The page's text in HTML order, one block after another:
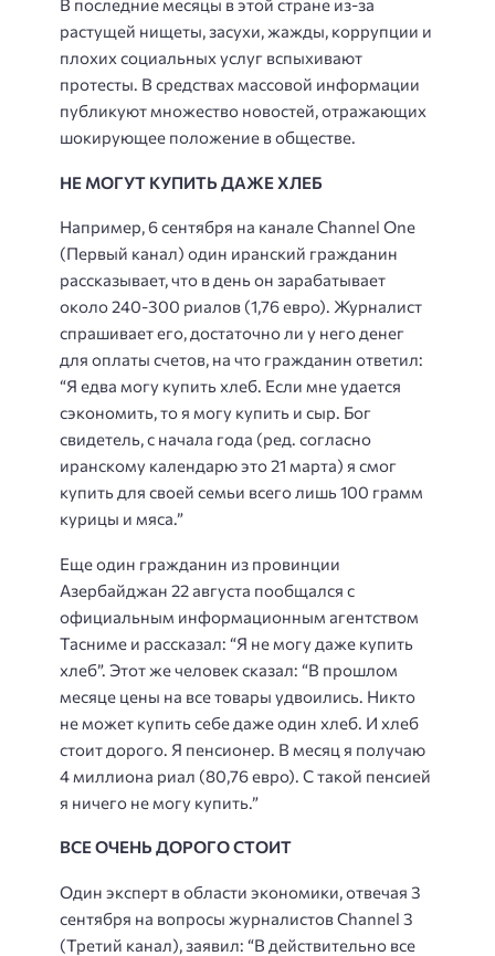
В последние месяцы в этой стране из-за
растущей нищеты, засухи, жажды, коррупции и
плохих социальных услуг вспыхивают
протесты. В средствах массовой информации
публикуют множество новостей, отражающих
шокирующее положение в обществе.
НЕ МОГУТ КУПИТЬ ДАЖЕ ХЛЕБ
Например, 6 сентября на канале Channel One
(Первый канал) один иранский гражданин
рассказывает, что в день он зарабатывает
около 240-300 риалов (1,76 евро). Журналист
спрашивает его, достаточно ли у него денег
для оплаты счетов, на что гражданин ответил:
“Я едва могу купить хлеб. Если мне удается
сэкономить, то я могу купить и сыр. Бог
свидетель, с начала года (ред. согласно
иранскому календарю это 21 марта) я смог
купить для своей семьи всего лишь 100 грамм
курицы и мяса.”
Еще один гражданин из провинции
Азербайджан 22 августа пообщался с
официальным информационным агентством
Тасниме и рассказал: “Я не могу даже купить
хлеб”. Этот же человек сказал: “В прошлом
месяце цены на все товары удвоились. Никто
не может купить себе даже один хлеб. И хлеб
стоит дорого. Я пенсионер. В месяц я получаю
4 миллиона риал (80,76 евро). С такой пенсией
я ничего не могу купить.”
ВСЕ ОЧЕНЬ ДОРОГО СТОИТ
Один эксперт в области экономики, отвечая 3
сентября на вопросы журналистов Channel 3
(Третий канал), заявил: “В действительно все